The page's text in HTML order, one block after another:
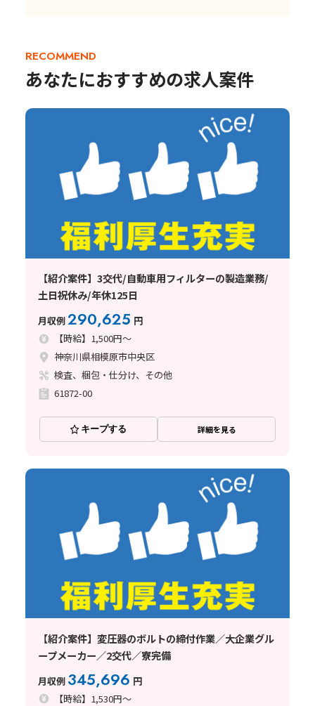
RECOMMEND
あなたにおすすめの求人案件
【紹介案件】3交代/自動車用フィルターの製造業務/
土日祝休み/年休125日
月収例290,625 円
【時給】1,500円～
神奈川県相模原市中央区
検査、梱包・仕分け、その他
61872-00
キープする 詳細を見る
【紹介案件】変圧器のボルトの締付作業／大企業グル
ープメーカー／2交代／寮完備
月収例 345,696 円
【時給】1,530円～